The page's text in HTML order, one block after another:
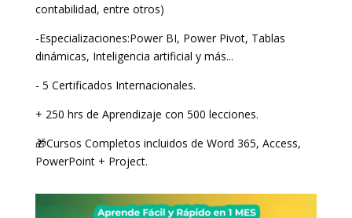
contabilidad, entre otros)
-Especializaciones:Power BI, Power Pivot, Tablas
dinámicas, Inteligencia artificial y más...
- 5 Certificados Internacionales.
+ 250 hrs de Aprendizaje con 500 lecciones.
🎁Cursos Completos incluidos de Word 365, Access,
PowerPoint + Project.